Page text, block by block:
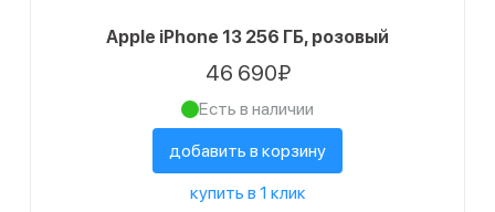
Apple iPhone 13 256 ГБ, розовый
46 690₽
Есть в наличии
добавить в корзину
купить в 1 клик